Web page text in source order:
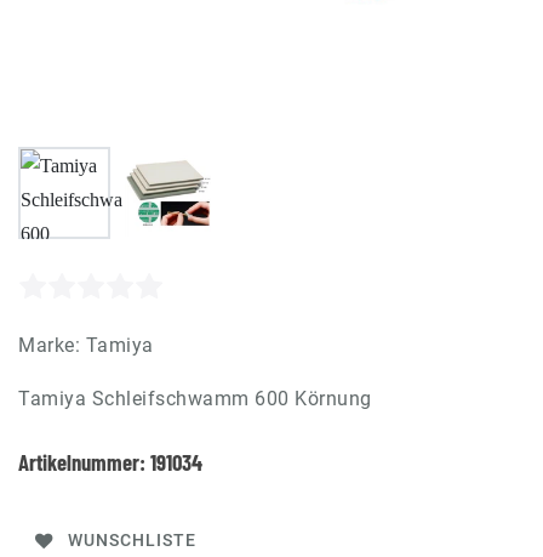
Marke: Tamiya
Tamiya Schleifschwamm 600 Körnung
Artikelnummer: 191034
WUNSCHLISTE